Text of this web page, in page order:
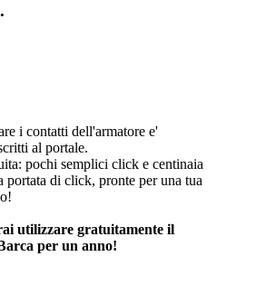
.
i contatti dell'armatore e'
al portale.
pochi semplici click e centinaia
portata di click, pronte per una tua
utilizzare gratuitamente il
per un anno!